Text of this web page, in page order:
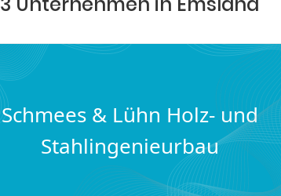
Schmees & Lühn Holz- und
Stahlingenieurbau